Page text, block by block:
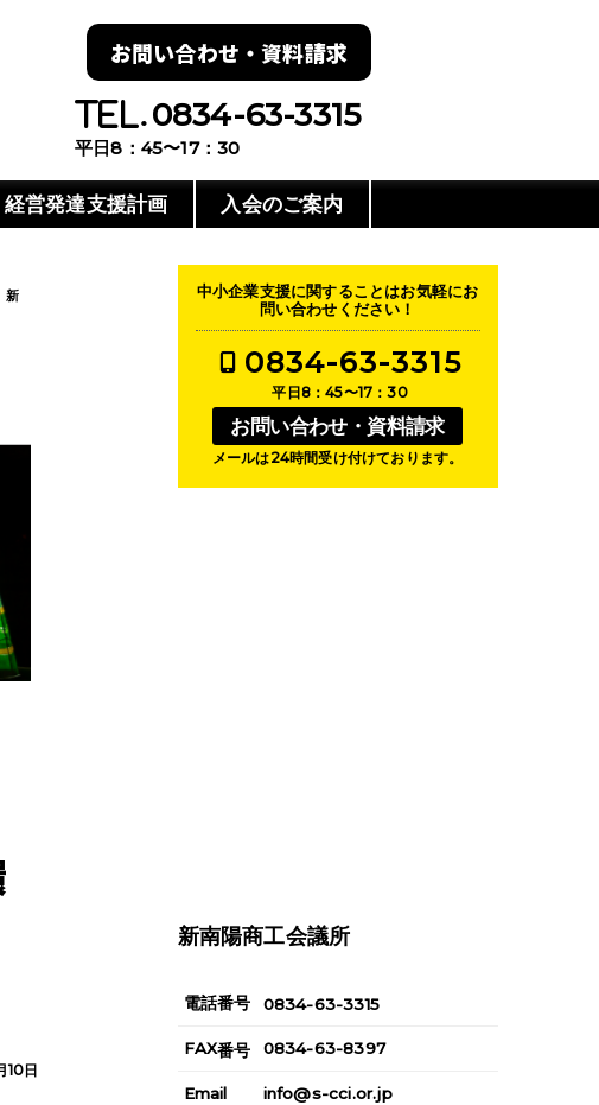
お問い合わせ・資料請求
0834-63-3315
平日8：45〜17：30
経営発達支援計画 入会のご案内
新
10日
中小企業支援に関することはお気軽にお
問い合わせください！
0834-63-3315
平日8：45〜17：30
お問い合わせ・資料請求
メールは24時間受け付けております。
新南陽商工会議所
電話番号 0834-63-3315
FAX番号 0834-63-8397
Email info@s-cci.or.jp